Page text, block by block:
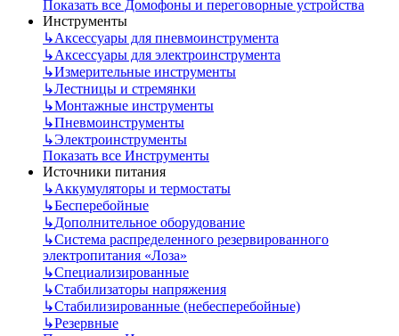
Показать все Домофоны и переговорные устройства
Инструменты
↳Аксессуары для пневмоинструмента
↳Аксессуары для электроинструмента
↳Измерительные инструменты
↳Лестницы и стремянки
↳Монтажные инструменты
↳Пневмоинструменты
↳Электроинструменты
Показать все Инструменты
Источники питания
↳Аккумуляторы и термостаты
↳Бесперебойные
↳Дополнительное оборудование
↳Система распределенного резервированного
электропитания «Лоза»
↳Специализированные
↳Стабилизаторы напряжения
↳Стабилизированные (небесперебойные)
↳Резервные